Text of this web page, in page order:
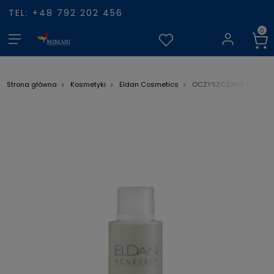
TEL: +48 792 202 456
Strona główna Kosmetyki Eldan Cosmetics OCZYSZCZANIE I